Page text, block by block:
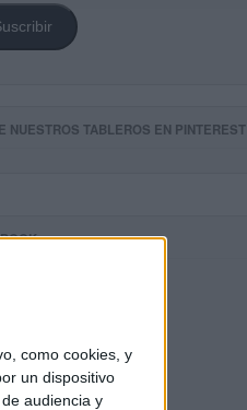
como cookies, y
un dispositivo
audiencia y
NUESTROS TABLEROS EN PINTEREST